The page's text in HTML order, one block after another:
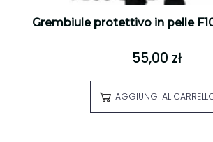
Grembiule protettivo in pelle
55,00 zł
AGGIUNGI AL